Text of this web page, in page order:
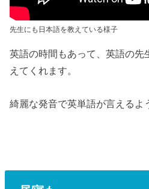
先生にも日本語を教えている様子
英語の時間もあって、英語の先
えてくれます。
綺麗な発音で英単語が言えるよ